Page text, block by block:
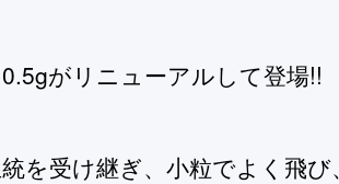
がリニューアルして登場!!
を受け継ぎ、小粒でよく飛び、